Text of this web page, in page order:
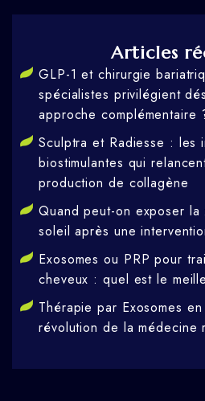
Articles
GLP-1 et chirurgie
spécialistes privilégient
approche complémentaire
Sculptra et Radiesse : les
biostimulantes qui
production de collagène
Quand peut-on exposer
soleil après une
Exosomes ou PRP pour
cheveux : quel est le
Thérapie par Exosomes
révolution de la médecine